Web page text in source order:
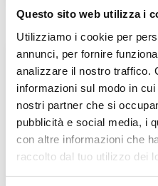
Questo sito web utilizza i
Utilizziamo i cookie per
annunci, per fornire
analizzare il nostro traffico.
informazioni sul modo in
nostri partner che si
pubblicità e social media, i
con altre informazioni che
raccolto dal tuo utilizzo dei
Sicilia -Palermo
Fondazione
Contrada Pietrapollastra